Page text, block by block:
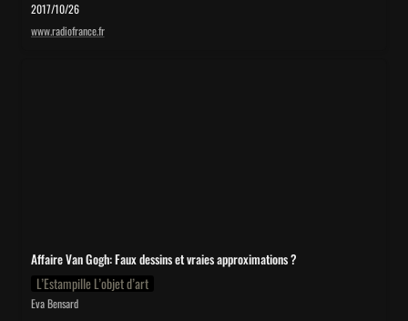
2017/10/26
www.radiofrance.fr
Affaire Van Gogh: Faux dessins et vraies approximations ?
L’Estampille L’objet d’art
Eva Bensard